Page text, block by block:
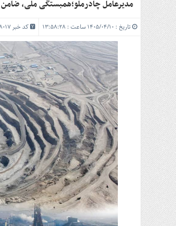
خانه
بازار
سرمایه
و
بورس
مسکن
و
شهری
نفت،
گاز
و
پتروشیمی
صنعت
و
خودرو
استارت
آپ
و
فن
مدیرعامل چادرملو؛همبستگی ملی،
تاریخ : ۱۴۰۵/۰۴/۱۰ ساعت : ۱۳:۵۸:۲۸ کد خبر 48017